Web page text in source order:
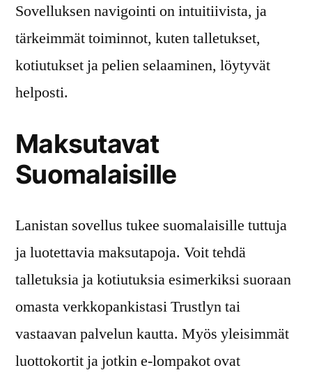
Sovelluksen navigointi on intuitiivista, ja
tärkeimmät toiminnot, kuten talletukset,
kotiutukset ja pelien selaaminen, löytyvät
helposti.
Maksutavat
Suomalaisille
Lanistan sovellus tukee suomalaisille tuttuja
ja luotettavia maksutapoja. Voit tehdä
talletuksia ja kotiutuksia esimerkiksi suoraan
omasta verkkopankistasi Trustlyn tai
vastaavan palvelun kautta. Myös yleisimmät
luottokortit ja jotkin e-lompakot ovat